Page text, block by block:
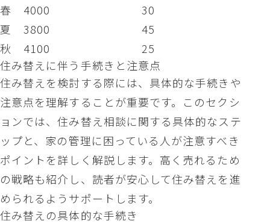
春 4000
30
夏
3800
45
秋
4100
25
住み替えに伴う手続きと注意点
住み替えを検討する際には、具体的な手続きや
注意点を理解することが重要です。このセクシ
ョンでは、住み替え相談に関する具体的なステ
ップと、家の管理に困っている人が注意すべき
ポイントを詳しく解説します。高く売れるため
の戦略も紹介し、読者が安心して住み替えを進
められるようサポートします。
住み替えの具体的な手続き